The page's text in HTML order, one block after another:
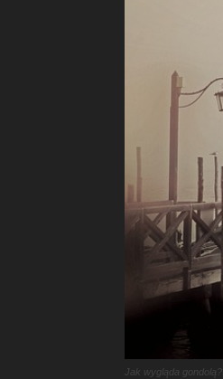
Jak wygląda gondolą?